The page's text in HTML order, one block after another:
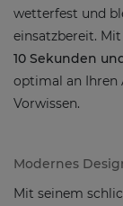
wetterfest und
einsatzbereit.
10 Sekunden
optimal an Ihren
Vorwissen.
Modernes
Mit seinem